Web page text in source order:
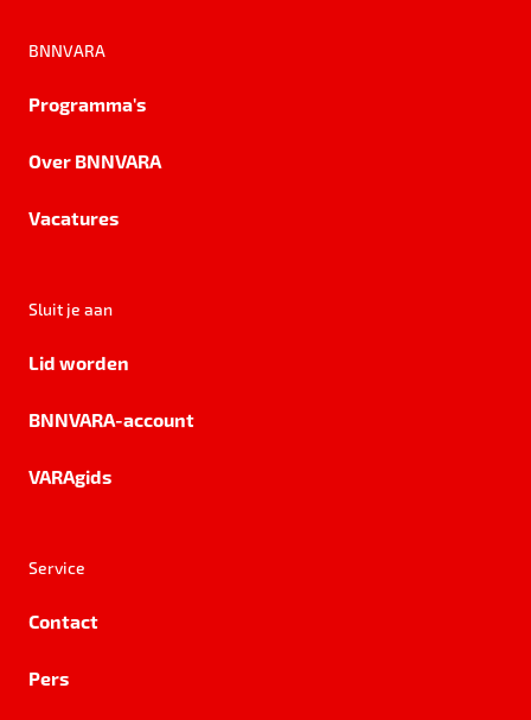
BNNVARA
Programma's
Over BNNVARA
Vacatures
Sluit je aan
Lid worden
BNNVARA-account
VARAgids
Service
Contact
Pers